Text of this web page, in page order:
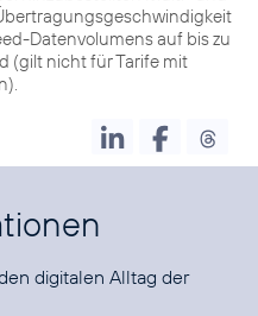
Datenvolumens auf bis zu
(gilt nicht für Tarife mit
digitalen Alltag der